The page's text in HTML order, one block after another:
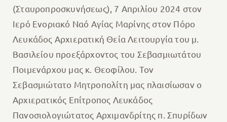
(Σταυροπροσκυνήσεως), 7 Απριλίου 2024 στον
Ιερό Ενοριακό Ναό Αγίας Μαρίνης στον Πόρο
Λευκάδος Αρχιερατική Θεία Λειτουργία του μ.
Βασιλείου προεξάρχοντος του Σεβασμιωτάτου
Ποιμενάρχου μας κ. Θεοφίλου. Τον
Σεβασμιώτατο Μητροπολίτη μας πλαισίωσαν ο
Αρχιερατικός Επίτροπος Λευκάδος
Πανοσιολογιώτατος Αρχιμανδρίτης π. Σπυρίδων